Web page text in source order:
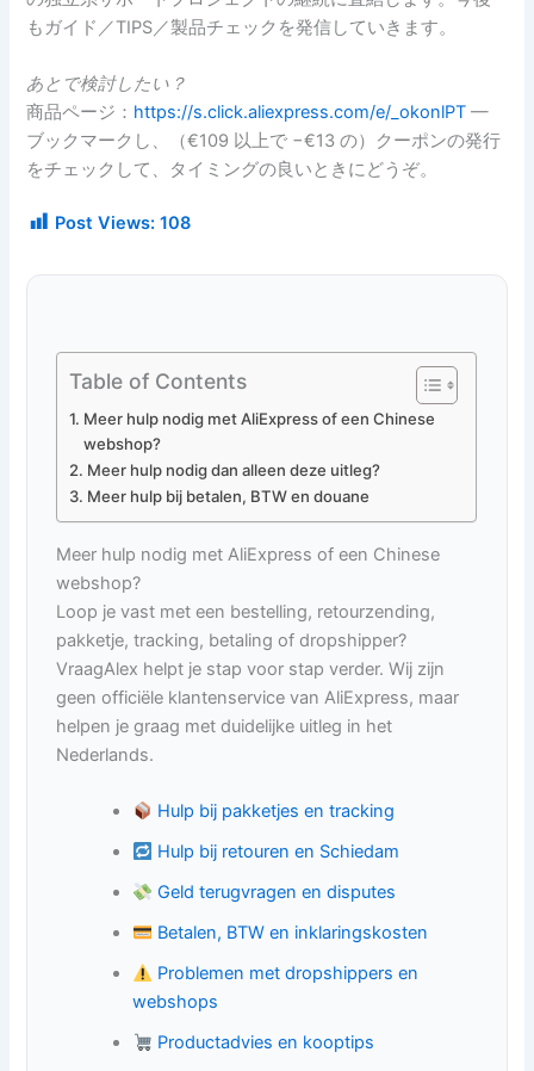
もガイド／TIPS／製品チェックを発信していきます。
あとで検討したい？
商品ページ： https://s.click.aliexpress.com/e/_okonlPT —
ブックマークし、（€109 以上で −€13 の）クーポンの発行
をチェックして、タイミングの良いときにどうぞ。
Post Views: 108
Table of Contents
Meer hulp nodig met AliExpress of een Chinese
webshop?
Meer hulp nodig dan alleen deze uitleg?
Meer hulp bij betalen, BTW en douane
Meer hulp nodig met AliExpress of een Chinese
webshop?
Loop je vast met een bestelling, retourzending,
pakketje, tracking, betaling of dropshipper?
VraagAlex helpt je stap voor stap verder. Wij zijn
geen officiële klantenservice van AliExpress, maar
helpen je graag met duidelijke uitleg in het
Nederlands.
Hulp bij pakketjes en tracking
Hulp bij retouren en Schiedam
Geld terugvragen en disputes
Betalen, BTW en inklaringskosten
Problemen met dropshippers en
webshops
Productadvies en kooptips